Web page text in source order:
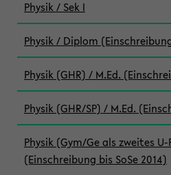
Physik / Sek I
Physik / Diplom
Physik (GHR) / M.Ed.
Physik (GHR/SP) / M.Ed.
Physik (Gym/Ge als zweites
(Einschreibung bis SoSe 2014)